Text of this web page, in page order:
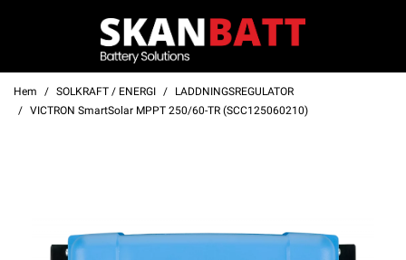
Hem SOLKRAFT / ENERGI
LADDNINGSREGULATOR
VICTRON SmartSolar MPPT 250/60-TR (SCC125060210)